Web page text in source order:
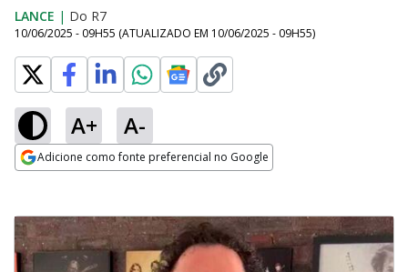
LANCE | Do R7
10/06/2025 - 09H55 (ATUALIZADO EM 10/06/2025 - 09H55)
A+ A-
Adicione como fonte preferencial no Google